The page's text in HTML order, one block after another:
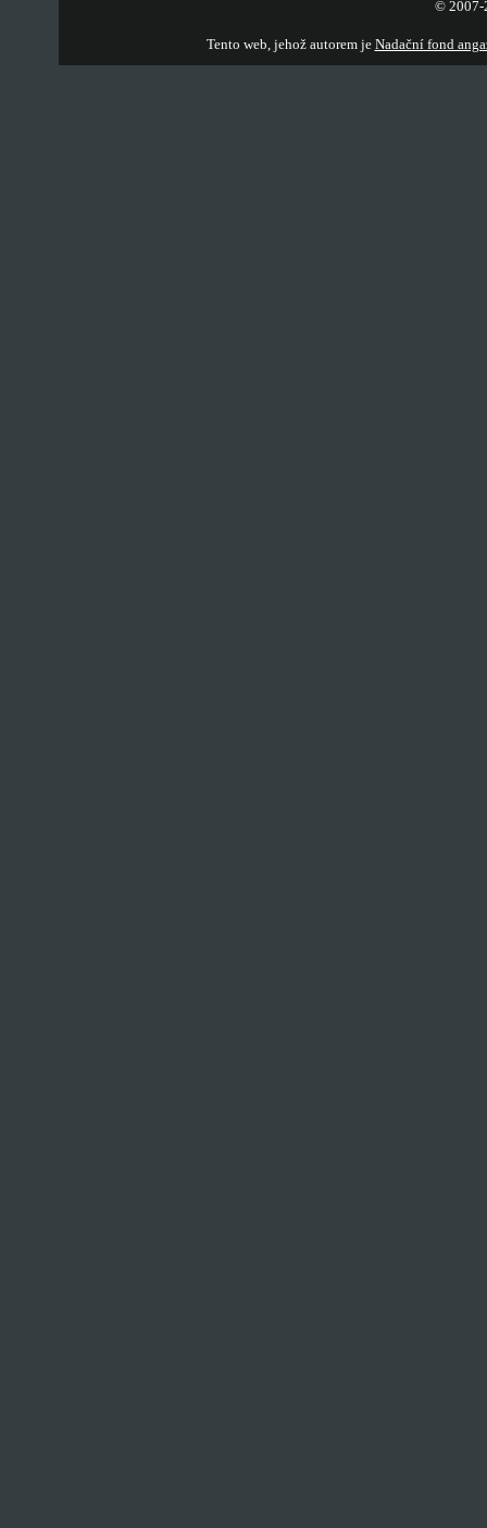
© 2007-
Tento web, jehož autorem je Nadační fond